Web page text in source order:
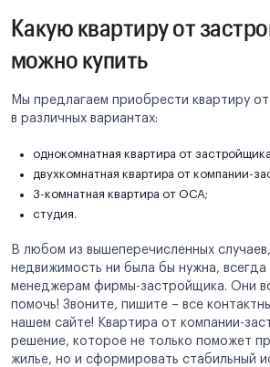
Какую квартиру от
можно купить
Мы предлагаем приобрести квартиру
в различных вариантах:
однокомнатная квартира от
двухкомнатная квартира от компании-
3-комнатная квартира от ОСА;
студия.
В любом из вышеперечисленных
недвижимость ни была бы нужна,
менеджерам фирмы-застройщика. Они
помочь! Звоните, пишите – все
нашем сайте! Квартира от компании-
решение, которое не только поможет
жилье, но и сформировать стабильный